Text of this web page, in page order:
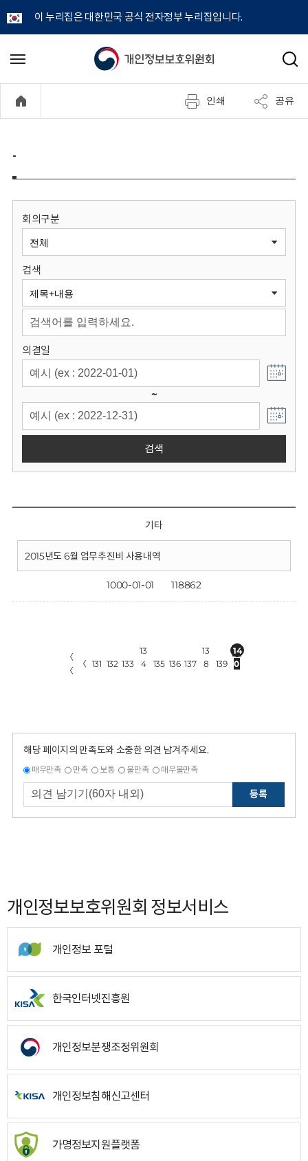
이 누리집은 대한민국 공식 전자정부 누리집입니다.
개
정
보
원
회
메
기
검
인쇄 공유
-
회의구분
검색
의결일
~
검색
기타
2015년도 6월 업무추진비 사용내역
1000-01-01 118862
〈
〈
〈 131 132 133
13
4
135 136 137
13
8
139
14
0
해당 페이지의 만족도와 소중한 의견 남겨주세요.
매우만족 만족 보통 불만족 매우불만족
등록
개인정보보호위원회 정보서비스
개인정보 포털
한국인터넷진흥원
개인정보분쟁조정위원회
개인정보침해신고센터
가명정보지원플랫폼